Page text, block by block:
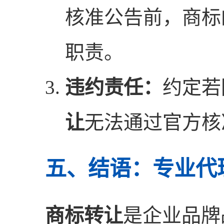
核准公告前，商
职责。
违约责任： 约定
让无法通过官方
五、结语：专业
商标转让是企业品